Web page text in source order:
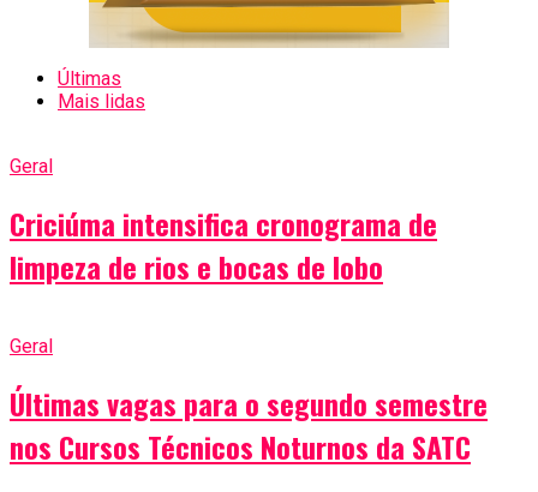
Últimas
Mais lidas
Geral
Criciúma intensifica cronograma de
limpeza de rios e bocas de lobo
Geral
Últimas vagas para o segundo semestre
nos Cursos Técnicos Noturnos da SATC